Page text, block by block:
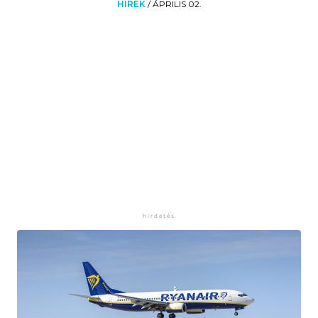
HÍREK /ÁPRILIS 02.